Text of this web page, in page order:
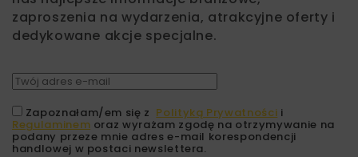
zaproszenia na wydarzenia, atrakcyjne oferty i
dedykowane akcje specjalne.
Zapoznałam/em się z Polityką Prywatności i
Regulaminem oraz wyrażam zgodę na otrzymywanie na
podany przeze mnie adres e-mail korespondencji
handlowej w postaci newslettera.